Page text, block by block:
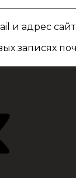
и адрес
записях